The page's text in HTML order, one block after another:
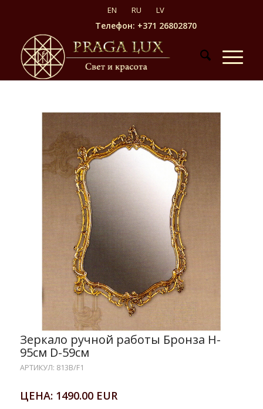
Телефон: +371 26802870
Зеркало ручной работы Бронза H-
95см D-59cм
АРТИКУЛ: 813B/F1
ЦЕНА: 1490.00 EUR